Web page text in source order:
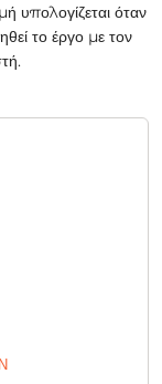
υπολογίζεται όταν
το έργο με τον